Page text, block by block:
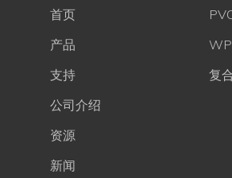
首页
产品
支持
公司介绍
资源
新闻
复